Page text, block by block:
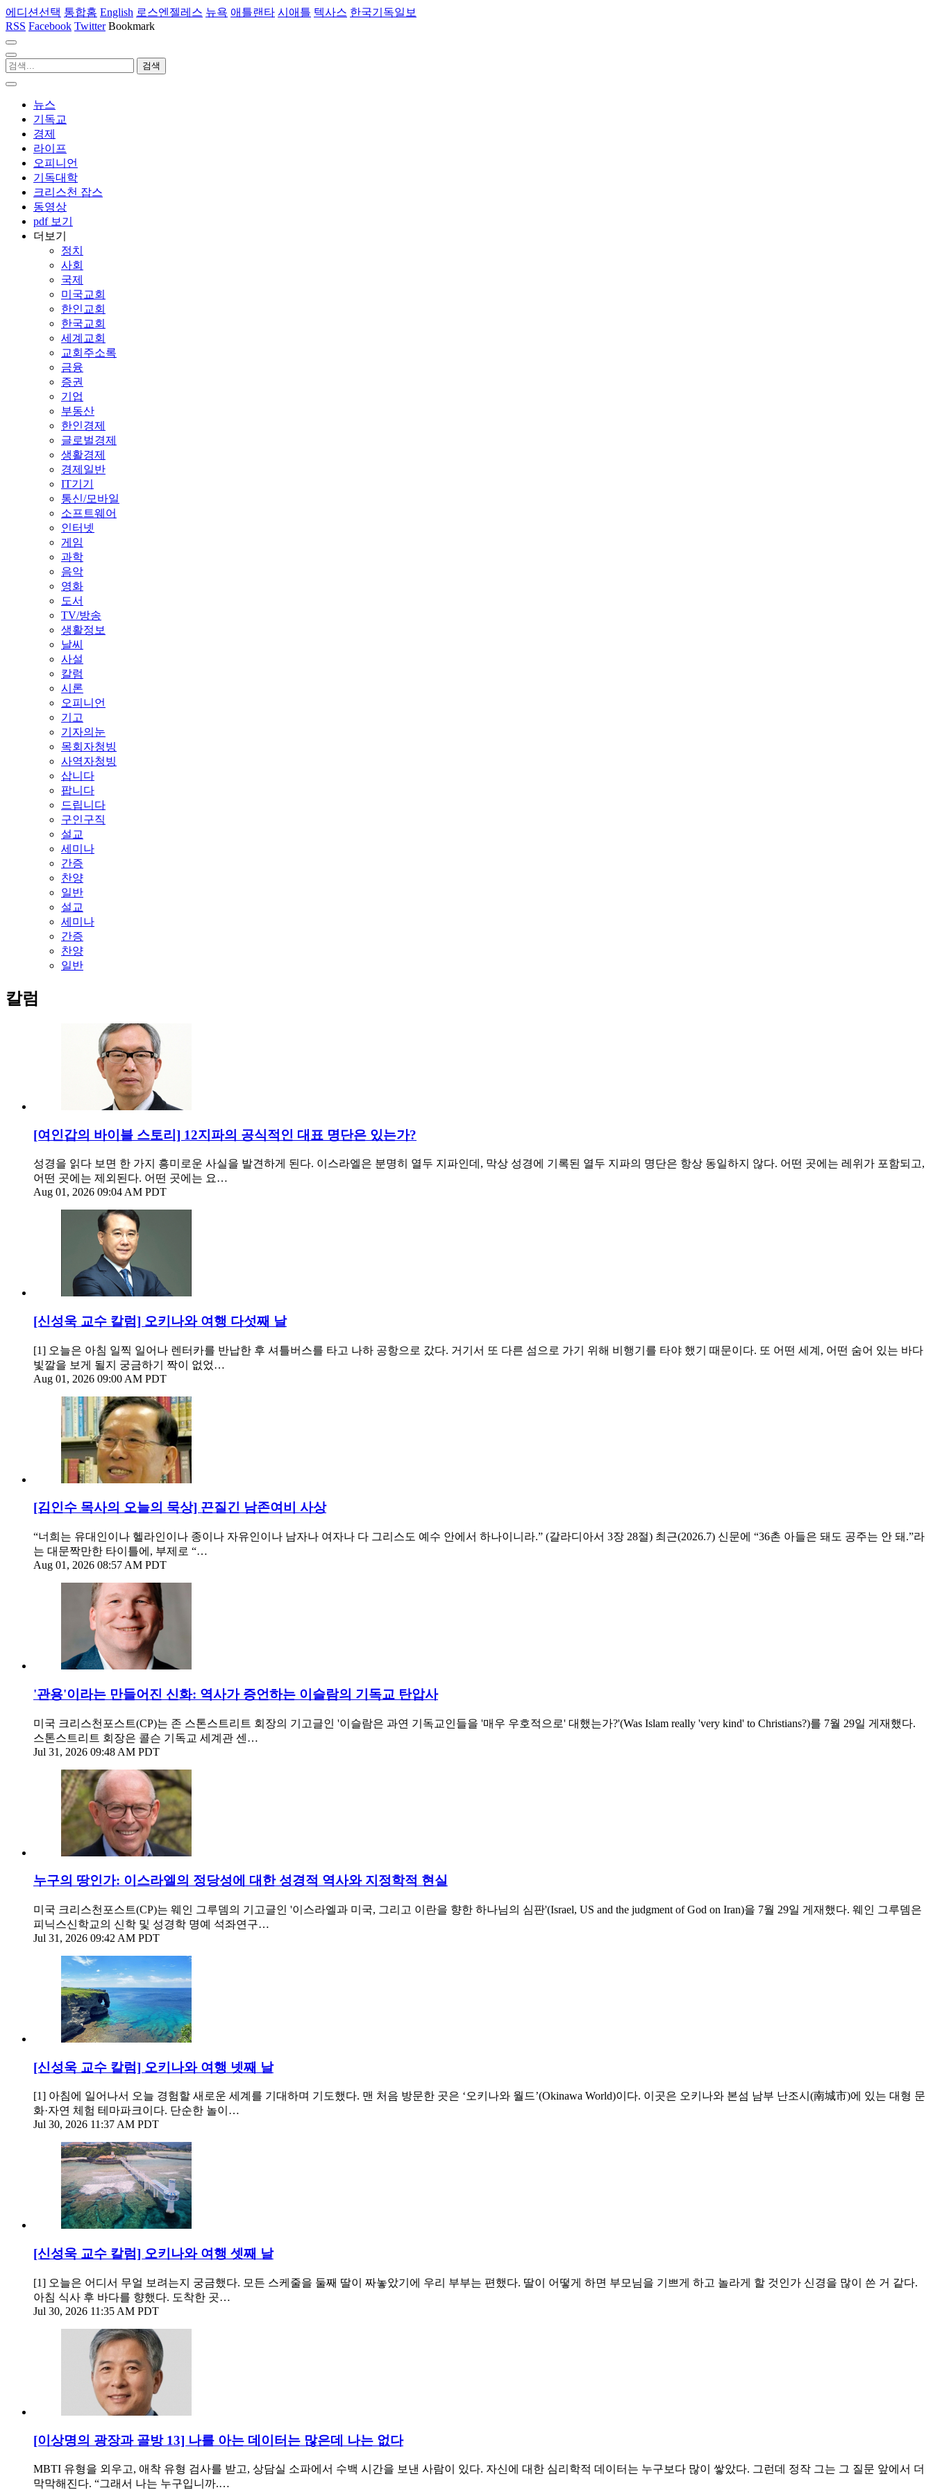
에디션선택 통합홈 English 로스엔젤레스 뉴욕 애틀랜타 시애틀 텍사스 한국기독일보
RSS Facebook Twitter Bookmark
뉴스
기독교
경제
라이프
오피니언
기독대학
크리스천 잡스
동영상
pdf 보기
더보기
정치
사회
국제
미국교회
한인교회
한국교회
세계교회
교회주소록
금융
증권
기업
부동산
한인경제
글로벌경제
생활경제
경제일반
IT기기
통신/모바일
소프트웨어
인터넷
게임
과학
음악
영화
도서
TV/방송
생활정보
날씨
사설
칼럼
시론
오피니언
기고
기자의눈
목회자청빙
사역자청빙
삽니다
팝니다
드립니다
구인구직
설교
세미나
간증
찬양
일반
설교
세미나
간증
찬양
일반
칼럼
[여인갑의 바이블 스토리] 12지파의 공식적인 대표 명단은 있는가?
성경을 읽다 보면 한 가지 흥미로운 사실을 발견하게 된다. 이스라엘은 분명히 열두 지파인데, 막상 성경에 기록된 열두 지파의 명단은 항상 동일하지 않다. 어떤 곳에는 레위가 포함되고,
어떤 곳에는 제외된다. 어떤 곳에는 요…
Aug 01, 2026 09:04 AM PDT
[신성욱 교수 칼럼] 오키나와 여행 다섯째 날
[1] 오늘은 아침 일찍 일어나 렌터카를 반납한 후 셔틀버스를 타고 나하 공항으로 갔다. 거기서 또 다른 섬으로 가기 위해 비행기를 타야 했기 때문이다. 또 어떤 세계, 어떤 숨어 있는 바다
빛깔을 보게 될지 궁금하기 짝이 없었…
Aug 01, 2026 09:00 AM PDT
[김인수 목사의 오늘의 묵상] 끈질긴 남존여비 사상
“너희는 유대인이나 헬라인이나 종이나 자유인이나 남자나 여자나 다 그리스도 예수 안에서 하나이니라.” (갈라디아서 3장 28절) 최근(2026.7) 신문에 “36촌 아들은 돼도 공주는 안 돼.”라
는 대문짝만한 타이틀에, 부제로 “…
Aug 01, 2026 08:57 AM PDT
'관용'이라는 만들어진 신화: 역사가 증언하는 이슬람의 기독교 탄압사
미국 크리스천포스트(CP)는 존 스톤스트리트 회장의 기고글인 '이슬람은 과연 기독교인들을 '매우 우호적으로' 대했는가?'(Was Islam really 'very kind' to Christians?)를 7월 29일 게재했다.
스톤스트리트 회장은 콜슨 기독교 세계관 센…
Jul 31, 2026 09:48 AM PDT
누구의 땅인가: 이스라엘의 정당성에 대한 성경적 역사와 지정학적 현실
미국 크리스천포스트(CP)는 웨인 그루뎀의 기고글인 '이스라엘과 미국, 그리고 이란을 향한 하나님의 심판'(Israel, US and the judgment of God on Iran)을 7월 29일 게재했다. 웨인 그루뎀은
피닉스신학교의 신학 및 성경학 명예 석좌연구…
Jul 31, 2026 09:42 AM PDT
[신성욱 교수 칼럼] 오키나와 여행 넷째 날
[1] 아침에 일어나서 오늘 경험할 새로운 세계를 기대하며 기도했다. 맨 처음 방문한 곳은 ‘오키나와 월드’(Okinawa World)이다. 이곳은 오키나와 본섬 남부 난조시(南城市)에 있는 대형 문
화·자연 체험 테마파크이다. 단순한 놀이…
Jul 30, 2026 11:37 AM PDT
[신성욱 교수 칼럼] 오키나와 여행 셋째 날
[1] 오늘은 어디서 무얼 보려는지 궁금했다. 모든 스케줄을 둘째 딸이 짜놓았기에 우리 부부는 편했다. 딸이 어떻게 하면 부모님을 기쁘게 하고 놀라게 할 것인가 신경을 많이 쓴 거 같다.
아침 식사 후 바다를 향했다. 도착한 곳…
Jul 30, 2026 11:35 AM PDT
[이상명의 광장과 골방 13] 나를 아는 데이터는 많은데 나는 없다
MBTI 유형을 외우고, 애착 유형 검사를 받고, 상담실 소파에서 수백 시간을 보낸 사람이 있다. 자신에 대한 심리학적 데이터는 누구보다 많이 쌓았다. 그런데 정작 그는 그 질문 앞에서 더
막막해진다. “그래서 나는 누구입니까.…